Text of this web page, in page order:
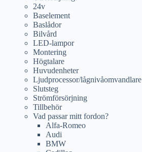
24v
Baselement
Baslådor
Bilvård
LED-lampor
Montering
Högtalare
Huvudenheter
Ljudprocessor/lågnivåomvandlare
Slutsteg
Strömförsörjning
Tillbehör
Vad passar mitt fordon?
Alfa-Romeo
Audi
BMW